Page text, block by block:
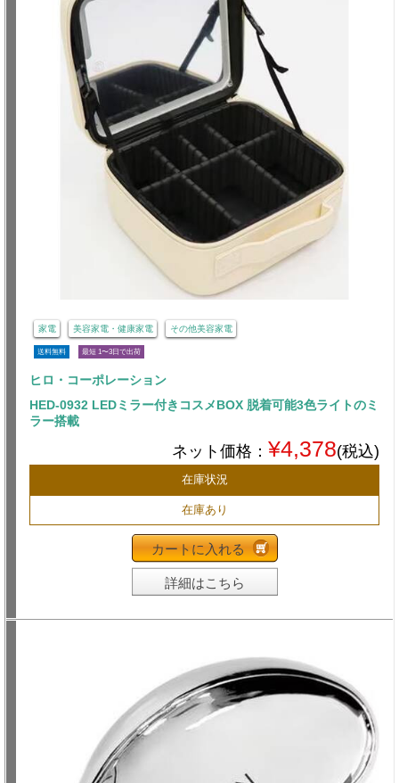
家電 美容家電・健康家電 その他美容家電
送料無料 最短 1〜3日で出荷
ヒロ・コーポレーション
HED-0932 LEDミラー付きコスメBOX 脱着可能3色ライトのミ
ラー搭載
ネット価格： ¥4,378(税込)
在庫状況
在庫あり
カートに入れる
詳細はこちら